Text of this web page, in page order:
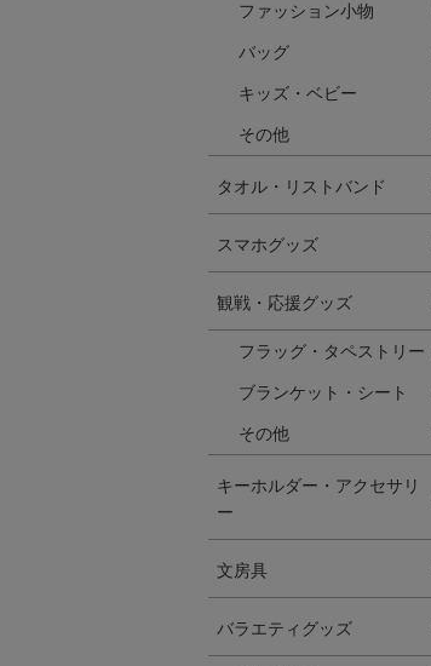
ファッション小物
バッグ
キッズ・ベビー
その他
タオル・リストバンド
スマホグッズ
観戦・応援グッズ
フラッグ・タペストリー
ブランケット・シート
その他
キーホルダー・アクセサリ
ー
文房具
バラエティグッズ